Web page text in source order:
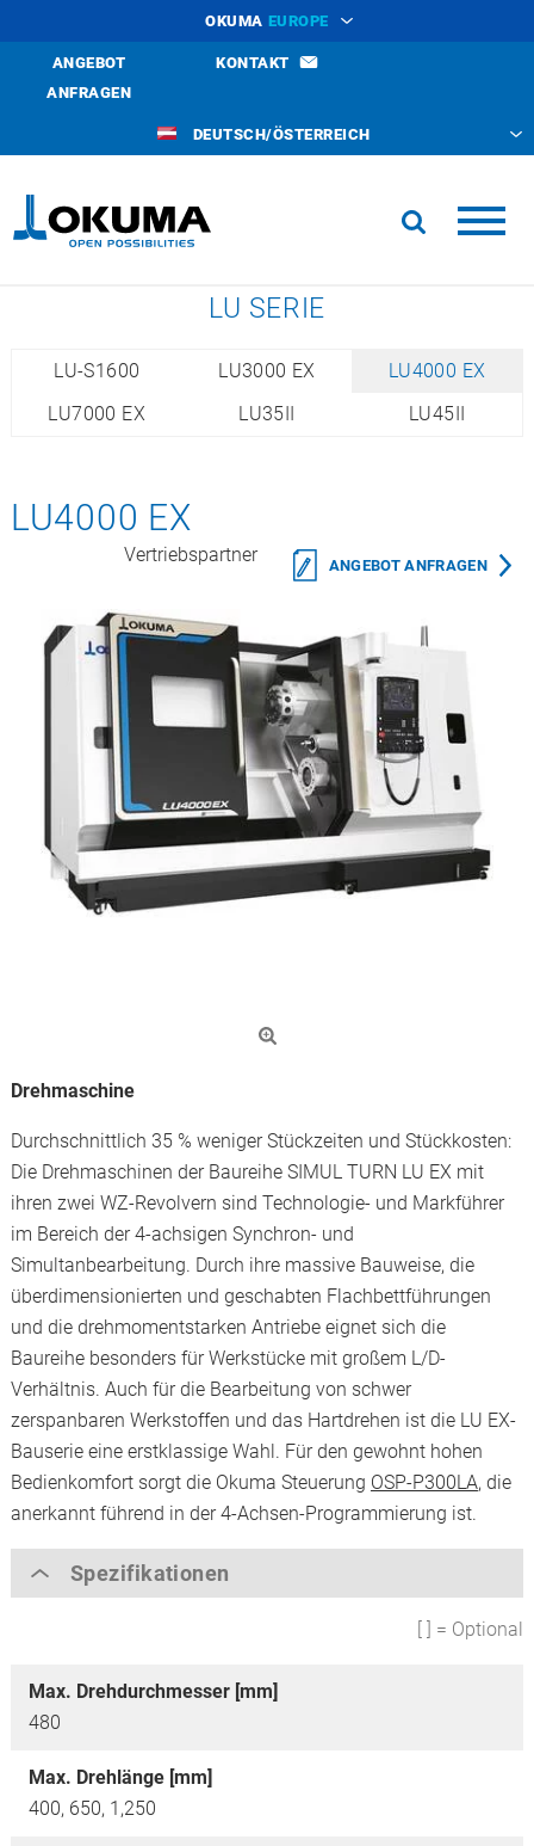
OKUMA EUROPE
ANGEBOT
ANFRAGEN
KONTAKT
DEUTSCH/ÖSTERREICH
LU SERIE
LU-S1600 LU3000 EX
LU4000 EX
LU7000 EX
LU35II LU45II
LU4000 EX
Vertriebspartner ANGEBOT ANFRAGEN
Drehmaschine
Durchschnittlich 35 % weniger Stückzeiten und Stückkosten:
Die Drehmaschinen der Baureihe SIMUL TURN LU EX mit
ihren zwei WZ-Revolvern sind Technologie- und Markführer
im Bereich der 4-achsigen Synchron- und
Simultanbearbeitung. Durch ihre massive Bauweise, die
überdimensionierten und geschabten Flachbettführungen
und die drehmomentstarken Antriebe eignet sich die
Baureihe besonders für Werkstücke mit großem L/D-
Verhältnis. Auch für die Bearbeitung von schwer
zerspanbaren Werkstoffen und das Hartdrehen ist die LU EX-
Bauserie eine erstklassige Wahl. Für den gewohnt hohen
Bedienkomfort sorgt die Okuma Steuerung OSP-P300LA, die
anerkannt führend in der 4-Achsen-Programmierung ist.
Spezifikationen
[ ] = Optional
Max. Drehdurchmesser [mm]
480
Max. Drehlänge [mm]
400, 650, 1,250